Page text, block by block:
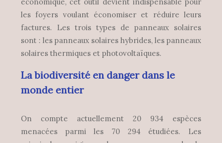
les foyers voulant économiser et réduire leurs
factures. Les trois types de panneaux solaires
sont : les panneaux solaires hybrides, les panneaux
solaires thermiques et photovoltaïques.
La biodiversité en danger dans le
monde entier
On compte actuellement 20 934 espèces
menacées parmi les 70 294 étudiées. Les